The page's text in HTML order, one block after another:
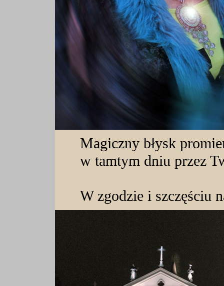
Magiczny błysk
w tamtym dniu przez
W zgodzie i szczęściu